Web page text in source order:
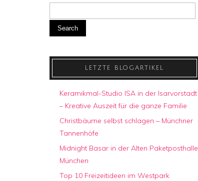
Search
LETZTE BLOGARTIKEL
Keramikmal-Studio ISA in der Isarvorstadt
– Kreative Auszeit für die ganze Familie
Christbäume selbst schlagen – Münchner
Tannenhöfe
Midnight Basar in der Alten Paketposthalle
München
Top 10 Freizeitideen im Westpark